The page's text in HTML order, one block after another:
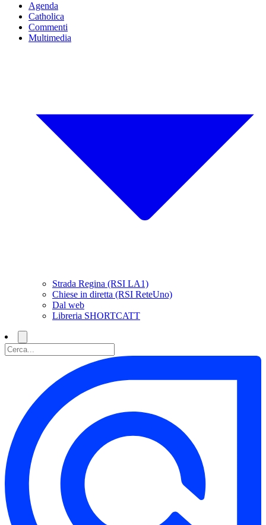
Agenda
Catholica
Commenti
Multimedia
Strada Regina (RSI LA1)
Chiese in diretta (RSI ReteUno)
Dal web
Libreria SHORTCATT